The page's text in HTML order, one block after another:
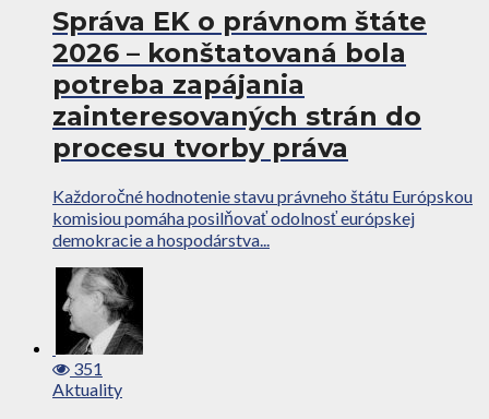
Správa EK o právnom štáte
2026 – konštatovaná bola
potreba zapájania
zainteresovaných strán do
procesu tvorby práva
Každoročné hodnotenie stavu právneho štátu Európskou
komisiou pomáha posilňovať odolnosť európskej
demokracie a hospodárstva...
351
Aktuality